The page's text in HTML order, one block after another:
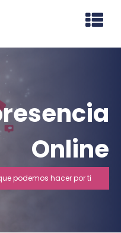
Online
podemos hacer por ti